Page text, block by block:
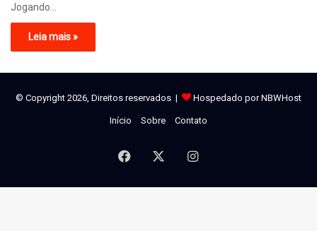
Jogando…
Leia mais »
© Copyright 2026, Direitos reservados | Hospedado por NBWHost
Início Sobre Contato
Facebook Instagram